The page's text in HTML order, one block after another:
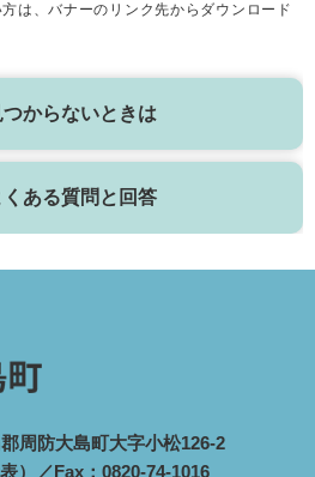
は、バナーのリンク先からダウンロード
つからないときは
くある質問と回答
周防大島町大字小松126-2
）／Fax：0820-74-1016